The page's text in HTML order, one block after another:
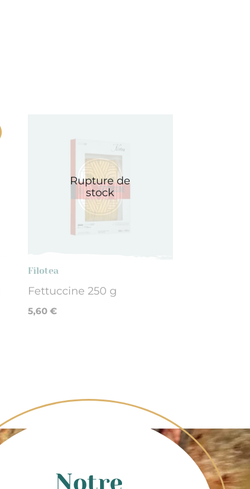
Rupture de
stock
Filotea
Fettuccine 250 g
5,60 €
Notre